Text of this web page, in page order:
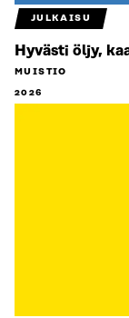
JULKAISU
Hyvästi öljy,
MUISTIO
2026